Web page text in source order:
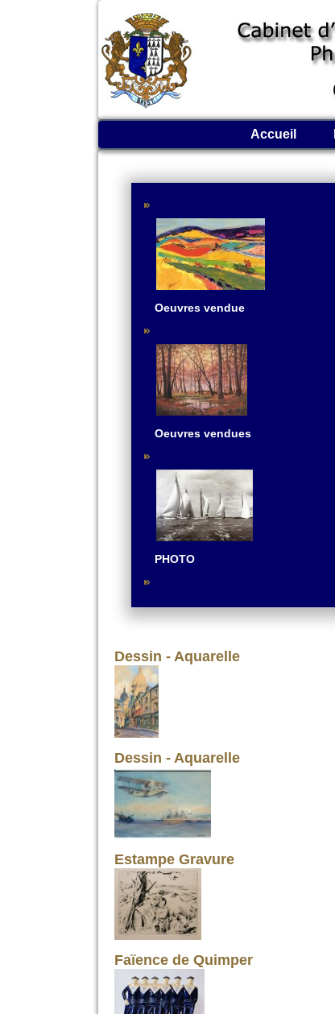
Accueil
Oeuvres vendue
Oeuvres vendues
PHOTO
Dessin - Aquarelle
Dessin - Aquarelle
Estampe Gravure
Faïence de Quimper